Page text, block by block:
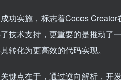
功实施，标志着Cocos
技术支持，更重要的是推动了
转化为更高效的代码实现。
键点在于，通过逆向解析，开